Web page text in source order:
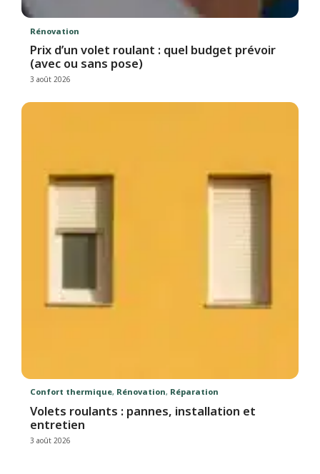
Rénovation
Prix d’un volet roulant : quel budget prévoir
(avec ou sans pose)
3 août 2026
Confort thermique, Rénovation, Réparation
Volets roulants : pannes, installation et
entretien
3 août 2026